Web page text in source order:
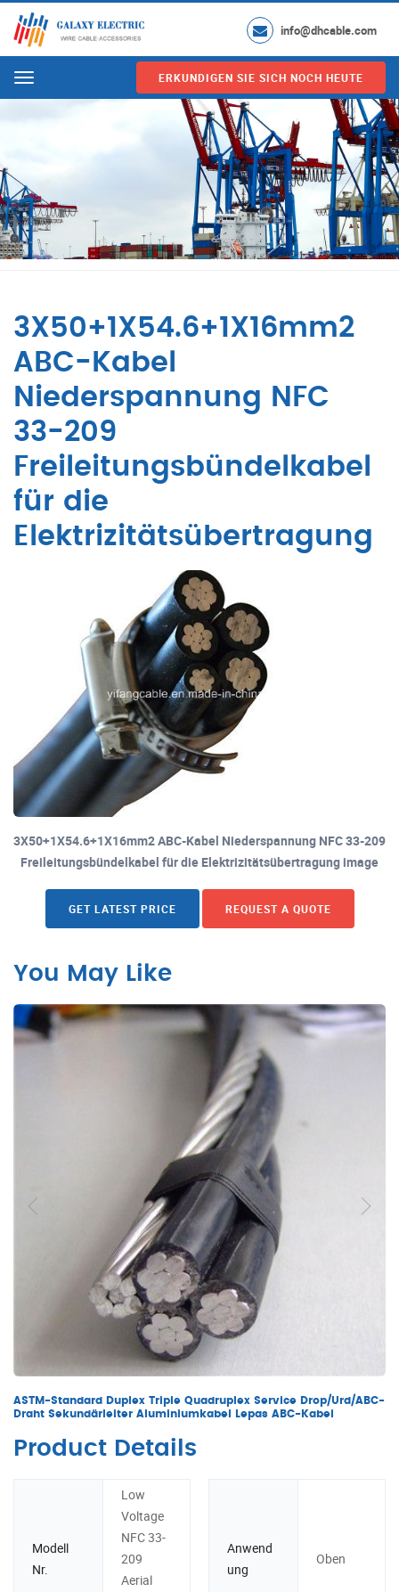
info@dhcable.com
Menu ERKUNDIGEN SIE SICH NOCH HEUTE
3X50+1X54.6+1X16mm2
ABC-Kabel
Niederspannung NFC
33-209
Freileitungsbündelkabel
für die
Elektrizitätsübertragung
3X50+1X54.6+1X16mm2 ABC-Kabel Niederspannung NFC 33-209
Freileitungsbündelkabel für die Elektrizitätsübertragung image
GET LATEST PRICE REQUEST A QUOTE
You May Like
ASTM-Standard Duplex Triple Quadruplex Service Drop/Urd/ABC-
Draht Sekundärleiter Aluminiumkabel Lepas ABC-Kabel
Product Details
Modell
Nr.
Low
Voltage
NFC 33-
209
Aerial
Anwend
ung
Oben